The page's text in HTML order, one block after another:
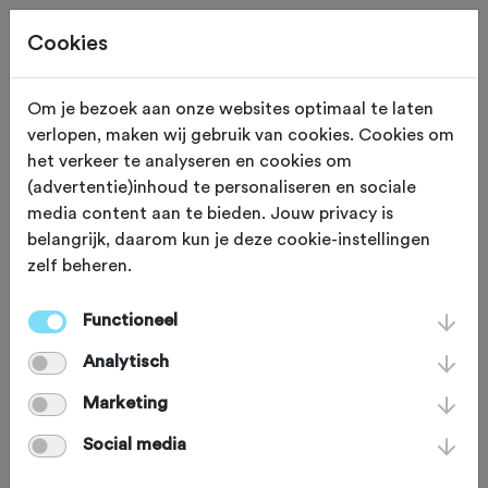
Beoordeling toevoegen voor:
Rondje Zuid-Oost Drenthe vanuit
Coevorden - 61,0 km
Je beoordeling helpt andere sportieve fietsers op
weg. Bedankt!
Wat vond je van deze route?
Cookies
Om je bezoek aan onze websites optimaal te laten
verlopen, maken wij gebruik van cookies. Cookies om
het verkeer te analyseren en cookies om
(advertentie)inhoud te personaliseren en sociale
media content aan te bieden. Jouw privacy is
belangrijk, daarom kun je deze cookie-instellingen
zelf beheren.
Functioneel
Analytisch
Marketing
Social media